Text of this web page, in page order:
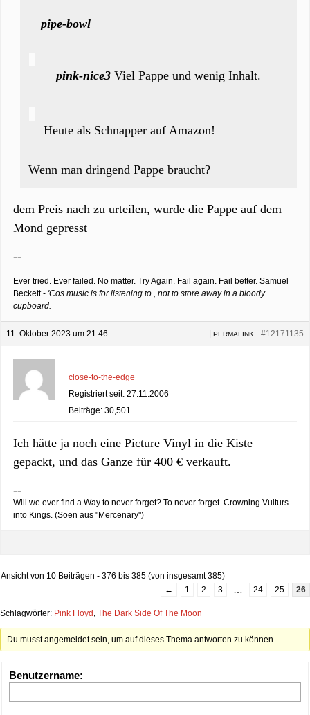
pipe-bowl
pink-nice3 Viel Pappe und wenig Inhalt.
Heute als Schnapper auf Amazon!
Wenn man dringend Pappe braucht?
dem Preis nach zu urteilen, wurde die Pappe auf dem
Mond gepresst
--
Ever tried. Ever failed. No matter. Try Again. Fail again. Fail better. Samuel
Beckett - 'Cos music is for listening to , not to store away in a bloody
cupboard.
11. Oktober 2023 um 21:46 #12171135
PERMALINK
close-to-the-edge
Registriert seit: 27.11.2006
Beiträge: 30,501
Ich hätte ja noch eine Picture Vinyl in die Kiste
gepackt, und das Ganze für 400 € verkauft.
--
Will we ever find a Way to never forget? To never forget. Crowning Vulturs
into Kings. (Soen aus "Mercenary")
Ansicht von 10 Beiträgen - 376 bis 385 (von insgesamt 385)
←
1 2 3 24 25 26
Schlagwörter: Pink Floyd , The Dark Side Of The Moon
Du musst angemeldet sein, um auf dieses Thema antworten zu können.
Benutzername: